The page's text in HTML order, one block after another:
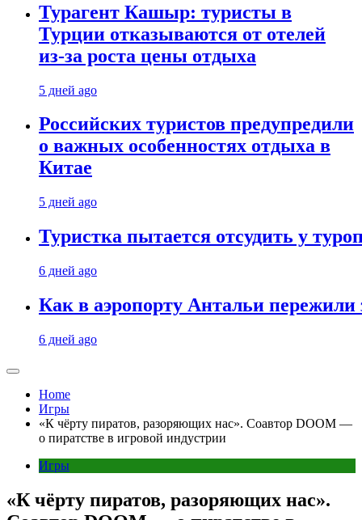
Турагент Кашыр: туристы в
Турции отказываются от отелей
из-за роста цены отдыха
5 дней ago
Российских туристов предупредили
о важных особенностях отдыха в
Китае
5 дней ago
Туристка пытается отсудить у
6 дней ago
Как в аэропорту Антальи
6 дней ago
Home
Игры
«К чёрту пиратов, разоряющих нас». Соавтор DOOM —
о пиратстве в игровой индустрии
Игры
«К чёрту пиратов, разоряющих нас».